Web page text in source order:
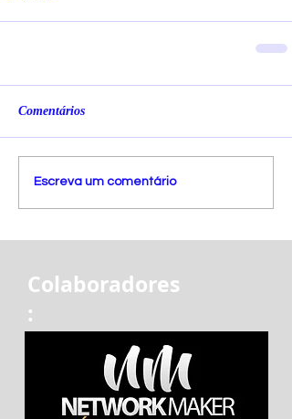
Comentários
Escreva um comentário
Colaboradores
: